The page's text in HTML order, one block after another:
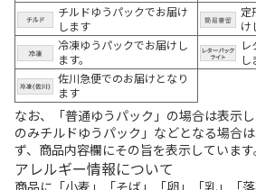
チルドゆうパックでお届け
します
定
け
冷凍ゆうパックでお届けし
ます。
し
佐川急便でのお届けとなり
ます
なお、「普通ゆうパック」の場合は表示
のみチルドゆうパック」などとなる場合
ず、商品内容欄にその旨を表示しています
アレルギー情報について
商品に「小麦」「そば」「卵」「乳」「